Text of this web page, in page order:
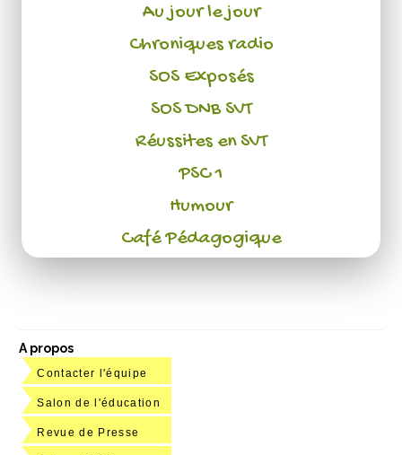
Au jour le jour
Chroniques radio
SOS Exposés
SOS DNB SVT
Réussites en SVT
PSC 1
Humour
Café Pédagogique
A propos
Contacter l'équipe
Salon de l'éducation
Revue de Presse